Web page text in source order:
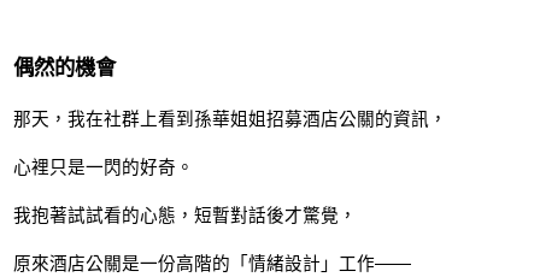
偶然的機會
那天，我在社群上看到孫華姐姐招募酒店公關的資訊，
心裡只是一閃的好奇。
我抱著試試看的心態，短暫對話後才驚覺，
原來酒店公關是一份高階的「情緒設計」工作——